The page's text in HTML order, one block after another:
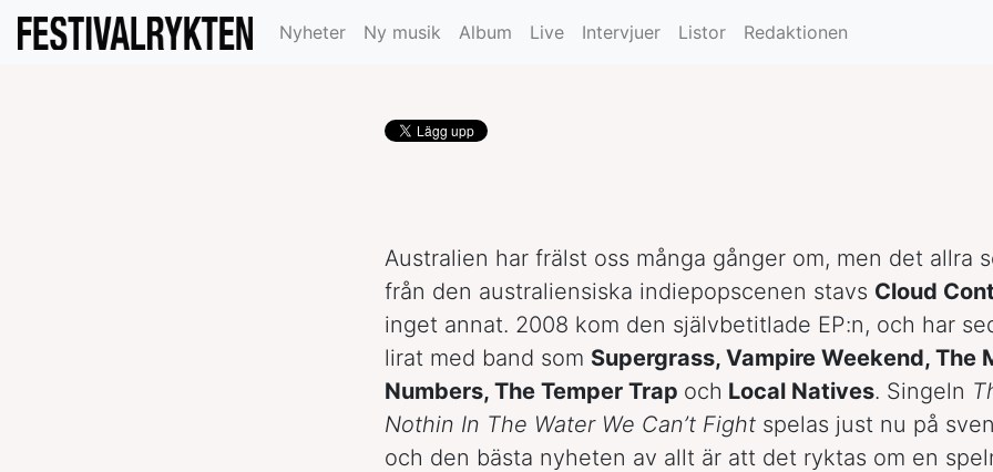
Nyheter Ny musik Album Live Intervjuer Listor Redaktionen
Australien har frälst oss många gånger om, men det allra
från den australiensiska indiepopscenen stavs Cloud
inget annat. 2008 kom den självbetitlade EP:n, och har
lirat med band som Supergrass, Vampire Weekend, The
Numbers, The Temper Trap och Local Natives. Singeln
Nothin In The Water We Can’t Fight spelas just nu på
och den bästa nyheten av allt är att det ryktas om en